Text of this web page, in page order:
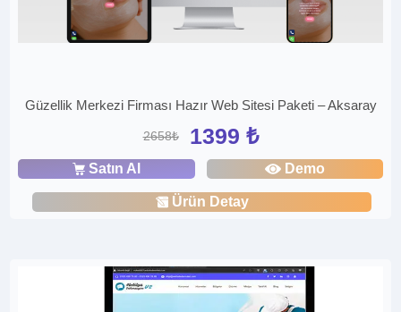
Güzellik Merkezi Firması Hazır Web Sitesi Paketi – Aksaray
2658₺ 1399 ₺
Satın Al Demo
Ürün Detay